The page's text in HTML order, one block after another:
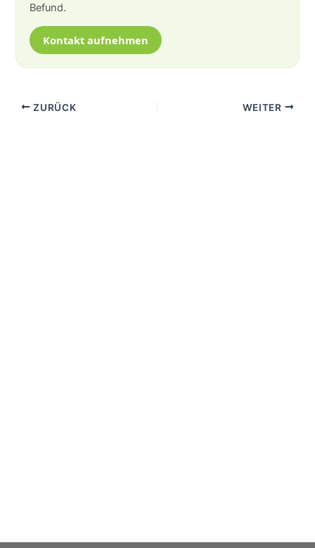
Befund.
Kontakt aufnehmen
ZURÜCK WEITER